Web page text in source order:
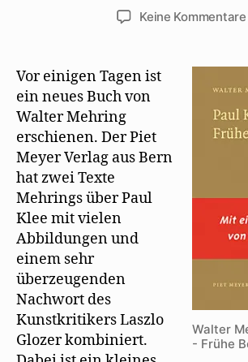
Keine Kommentare
Walter
- Frühe
Vor einigen Tagen ist
ein neues Buch von
Walter Mehring
erschienen. Der Piet
Meyer Verlag aus Bern
hat zwei Texte
Mehrings über Paul
Klee mit vielen
Abbildungen und
einem sehr
überzeugenden
Nachwort des
Kunstkritikers Laszlo
Glozer kombiniert.